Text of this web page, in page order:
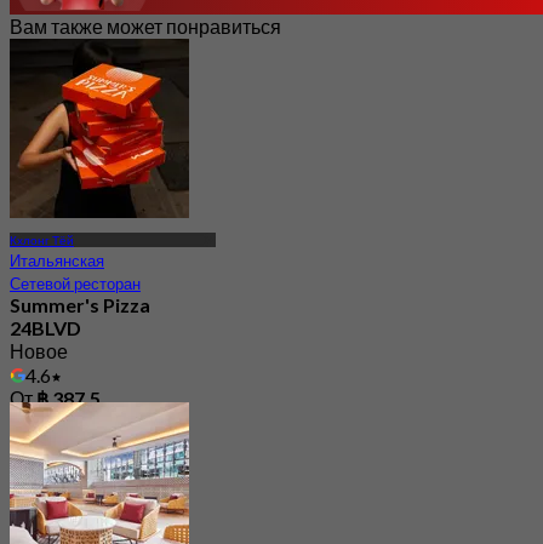
Вам также может понравиться
Кхлонг Тёй
Итальянская
Сетевой ресторан
Summer's Pizza
24BLVD
Новое
4.6
От฿ 387.5